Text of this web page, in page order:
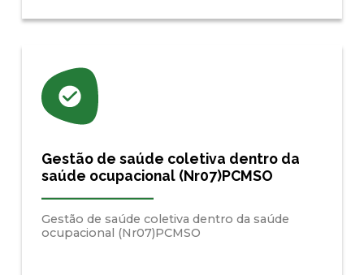
Gestão de saúde coletiva dentro da
saúde ocupacional (Nr07)PCMSO
Gestão de saúde coletiva dentro da saúde
ocupacional (Nr07)PCMSO